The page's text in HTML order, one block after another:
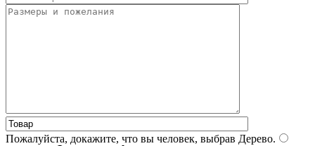
Пожалуйста, докажите, что вы человек, выбрав Дерево.